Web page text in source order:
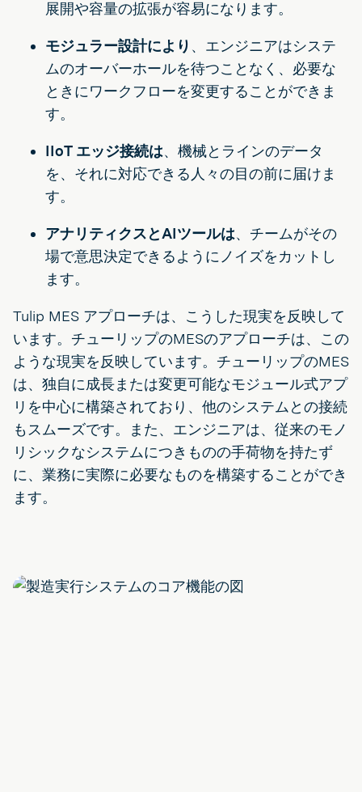
展開や容量の拡張が容易になります。
モジュラー設計により 、エンジニアはシステ
ムのオーバーホールを待つことなく、必要な
ときにワークフローを変更することができま
す。
IIoT エッジ接続は、機械とラインのデータ
を、それに対応できる人々の目の前に届けま
す。
アナリティクスとAIツールは、チームがその
場で意思決定できるようにノイズをカットし
ます。
Tulip MES アプローチは、こうした現実を反映して
います。チューリップのMESのアプローチは、この
ような現実を反映しています。チューリップのMES
は、独自に成長または変更可能なモジュール式アプ
リを中心に構築されており、他のシステムとの接続
もスムーズです。また、エンジニアは、従来のモノ
リシックなシステムにつきものの手荷物を持たず
に、業務に実際に必要なものを構築することができ
ます。